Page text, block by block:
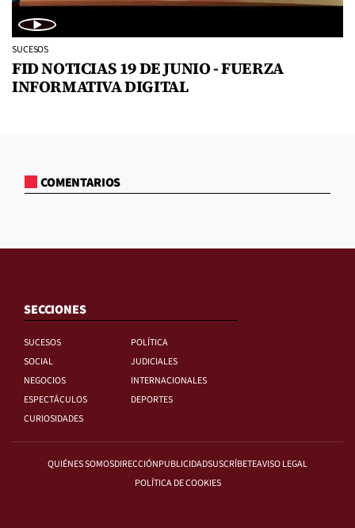
SUCESOS
FID NOTICIAS 19 DE JUNIO - FUERZA
INFORMATIVA DIGITAL
COMENTARIOS
SECCIONES
SUCESOS
POLÍTICA
SOCIAL
JUDICIALES
NEGOCIOS
INTERNACIONALES
ESPECTÁCULOS
DEPORTES
CURIOSIDADES
QUIÉNES SOMOSDIRECCIÓNPUBLICIDADSUSCRÍBETEAVISO LEGAL
POLÍTICA DE COOKIES